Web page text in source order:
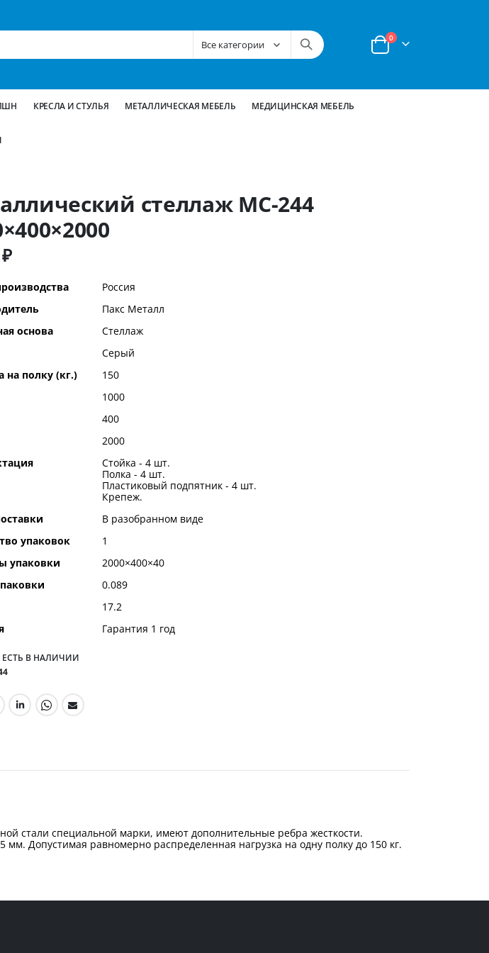
Корзина
0позиции
КРЕСЛА И СТУЛЬЯ МЕТАЛЛИЧЕСКАЯ МЕБЕЛЬ МЕДИЦИНСКАЯ МЕБЕЛЬ
стеллаж МС-244
Россия
Пакс Металл
основа
Стеллаж
Серый
на полку (кг.)
150
1000
400
2000
Стойка - 4 шт.
Полка - 4 шт.
Пластиковый подпятник - 4 шт.
Крепеж.
В разобранном виде
упаковок
1
упаковки
2000×400×40
0.089
17.2
Гарантия 1 год
ЕСТЬ В НАЛИЧИИ
стали специальной марки, имеют дополнительные ребра жесткости.
Допустимая равномерно распределенная нагрузка на одну полку до 150 кг.